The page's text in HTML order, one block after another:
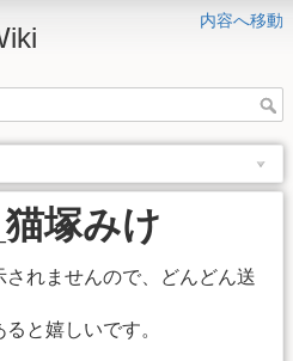
内容へ移動
塚みけ
れませんので、どんどん送
と嬉しいです。